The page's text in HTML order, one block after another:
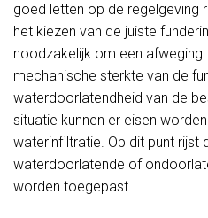
goed letten op de regelgeving
het kiezen van de juiste
noodzakelijk om een afweging
mechanische sterkte van de
waterdoorlatendheid van de
situatie kunnen er eisen
waterinfiltratie. Op dit punt rijst
waterdoorlatende of
worden toegepast.